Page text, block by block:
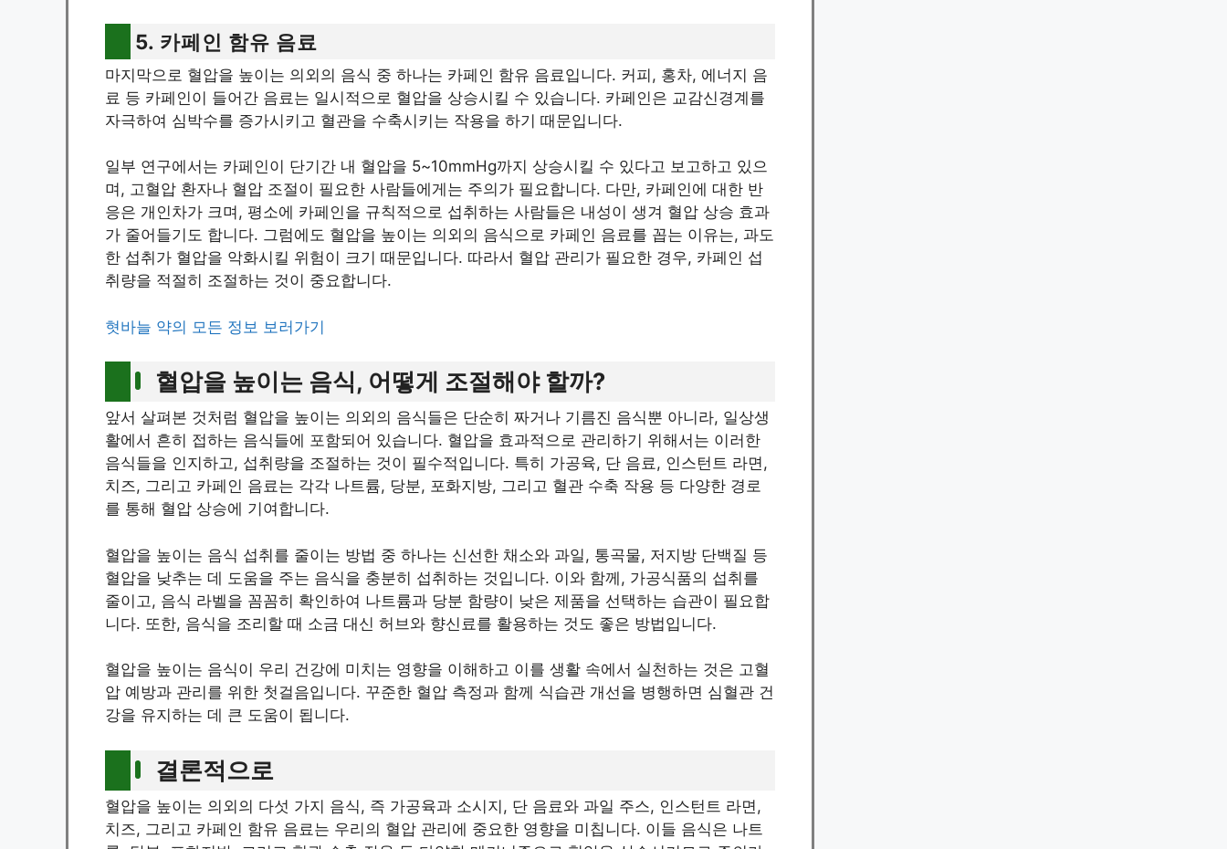
5. 카페인 함유 음료
마지막으로 혈압을 높이는 의외의 음식 중 하나는 카페인 함유 음료입니다. 커피, 홍차, 에너지 음
료 등 카페인이 들어간 음료는 일시적으로 혈압을 상승시킬 수 있습니다. 카페인은 교감신경계를
자극하여 심박수를 증가시키고 혈관을 수축시키는 작용을 하기 때문입니다.
일부 연구에서는 카페인이 단기간 내 혈압을 5~10mmHg까지 상승시킬 수 있다고 보고하고 있으
며, 고혈압 환자나 혈압 조절이 필요한 사람들에게는 주의가 필요합니다. 다만, 카페인에 대한 반
응은 개인차가 크며, 평소에 카페인을 규칙적으로 섭취하는 사람들은 내성이 생겨 혈압 상승 효과
가 줄어들기도 합니다. 그럼에도 혈압을 높이는 의외의 음식으로 카페인 음료를 꼽는 이유는, 과도
한 섭취가 혈압을 악화시킬 위험이 크기 때문입니다. 따라서 혈압 관리가 필요한 경우, 카페인 섭
취량을 적절히 조절하는 것이 중요합니다.
혓바늘 약의 모든 정보 보러가기
혈압을 높이는 음식, 어떻게 조절해야 할까?
앞서 살펴본 것처럼 혈압을 높이는 의외의 음식들은 단순히 짜거나 기름진 음식뿐 아니라, 일상생
활에서 흔히 접하는 음식들에 포함되어 있습니다. 혈압을 효과적으로 관리하기 위해서는 이러한
음식들을 인지하고, 섭취량을 조절하는 것이 필수적입니다. 특히 가공육, 단 음료, 인스턴트 라면,
치즈, 그리고 카페인 음료는 각각 나트륨, 당분, 포화지방, 그리고 혈관 수축 작용 등 다양한 경로
를 통해 혈압 상승에 기여합니다.
혈압을 높이는 음식 섭취를 줄이는 방법 중 하나는 신선한 채소와 과일, 통곡물, 저지방 단백질 등
혈압을 낮추는 데 도움을 주는 음식을 충분히 섭취하는 것입니다. 이와 함께, 가공식품의 섭취를
줄이고, 음식 라벨을 꼼꼼히 확인하여 나트륨과 당분 함량이 낮은 제품을 선택하는 습관이 필요합
니다. 또한, 음식을 조리할 때 소금 대신 허브와 향신료를 활용하는 것도 좋은 방법입니다.
혈압을 높이는 음식이 우리 건강에 미치는 영향을 이해하고 이를 생활 속에서 실천하는 것은 고혈
압 예방과 관리를 위한 첫걸음입니다. 꾸준한 혈압 측정과 함께 식습관 개선을 병행하면 심혈관 건
강을 유지하는 데 큰 도움이 됩니다.
결론적으로
혈압을 높이는 의외의 다섯 가지 음식, 즉 가공육과 소시지, 단 음료와 과일 주스, 인스턴트 라면,
치즈, 그리고 카페인 함유 음료는 우리의 혈압 관리에 중요한 영향을 미칩니다. 이들 음식은 나트